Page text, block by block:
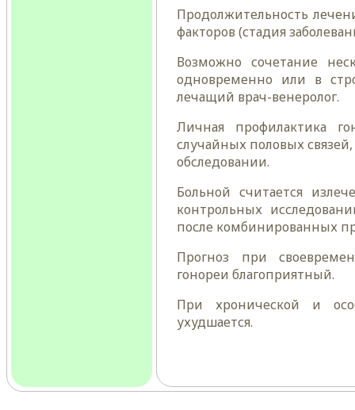
Продолжительность
факторов (стадия
Возможно сочетание
одновременно или в
лечащий врач-венеролог.
Личная профилактика
случайных половых
обследовании.
Больной считается
контрольных
после комбинированных
Прогноз при
гонореи благоприятный.
При хронической и
ухудшается.